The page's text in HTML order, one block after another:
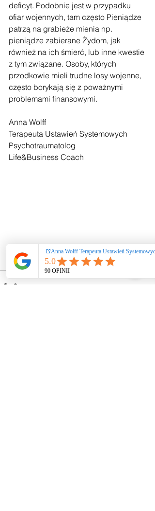
deficyt. Podobnie jest w przypadku
ofiar wojennych, tam często Pieniądze
patrzą na grabieże mienia np.
pieniądze zabierane Żydom, jak
również na ich śmierć, lub inne kwestie
z tym związane. Osoby, których
przodkowie mieli trudne losy wojenne,
często borykają się z poważnymi
problemami finansowymi.
Anna Wolff
Terapeuta Ustawień Systemowych
Psychotraumatolog
Life&Business Coach